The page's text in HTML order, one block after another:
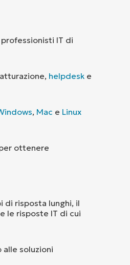
IT di
helpdesk e
, Mac e Linux
ottenere
di risposta lunghi, il
le risposte IT di cui
soluzioni